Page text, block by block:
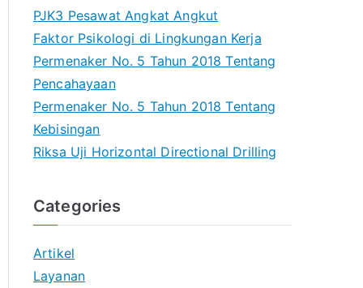
PJK3 Pesawat Angkat Angkut
Faktor Psikologi di Lingkungan Kerja
Permenaker No. 5 Tahun 2018 Tentang
Pencahayaan
Permenaker No. 5 Tahun 2018 Tentang
Kebisingan
Riksa Uji Horizontal Directional Drilling
Categories
Artikel
Layanan